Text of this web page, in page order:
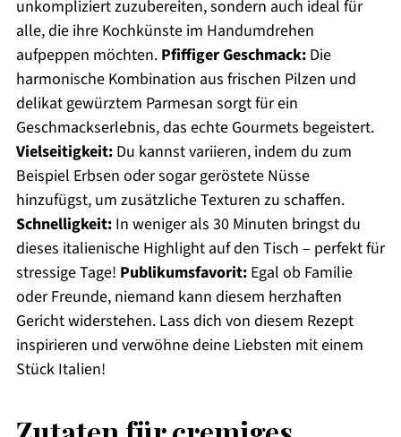
unkompliziert zuzubereiten, sondern auch ideal für
alle, die ihre Kochkünste im Handumdrehen
aufpeppen möchten. Pfiffiger Geschmack:Die
harmonische Kombination aus frischen Pilzen und
delikat gewürztem Parmesan sorgt für ein
Geschmackserlebnis, das echte Gourmets begeistert.
Vielseitigkeit:Du kannst variieren, indem du zum
Beispiel Erbsen oder sogar geröstete Nüsse
hinzufügst, um zusätzliche Texturen zu schaffen.
Schnelligkeit:In weniger als 30 Minuten bringst du
dieses italienische Highlight auf den Tisch – perfekt für
stressige Tage! Publikumsfavorit:Egal ob Familie
oder Freunde, niemand kann diesem herzhaften
Gericht widerstehen. Lass dich von diesem Rezept
inspirieren und verwöhne deine Liebsten mit einem
Stück Italien!